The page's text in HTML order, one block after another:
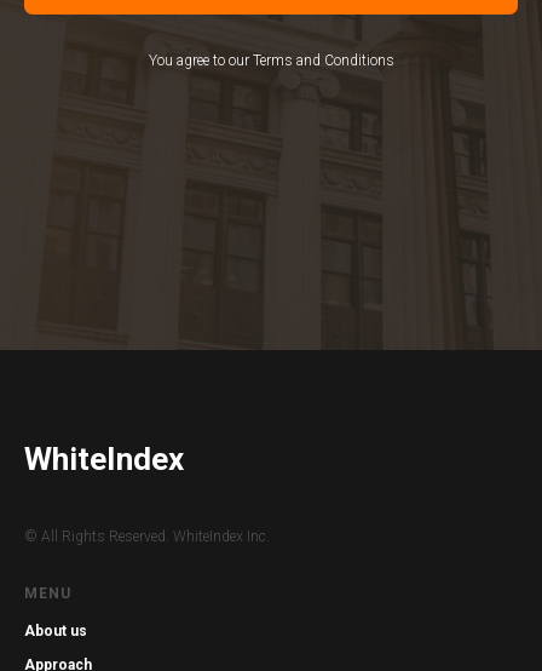
You agree to our Terms and Conditions
WhiteIndex
© All Rights Reserved. WhiteIndex Inc.
MENU
About us
Approach